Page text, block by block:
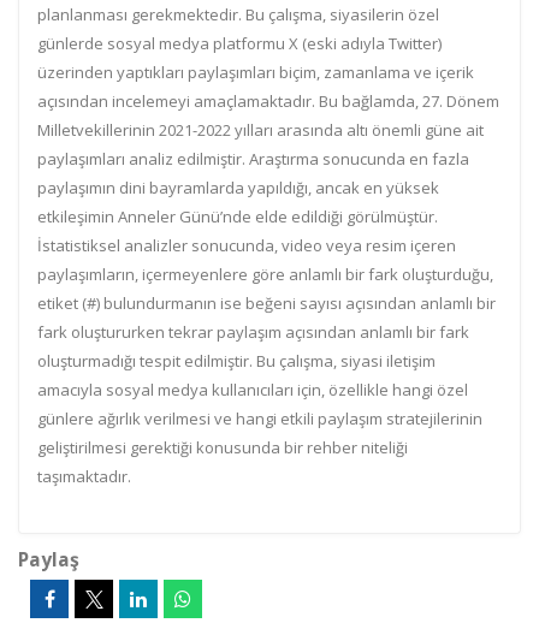
planlanması gerekmektedir. Bu çalışma, siyasilerin özel
günlerde sosyal medya platformu X (eski adıyla Twitter)
üzerinden yaptıkları paylaşımları biçim, zamanlama ve içerik
açısından incelemeyi amaçlamaktadır. Bu bağlamda, 27. Dönem
Milletvekillerinin 2021-2022 yılları arasında altı önemli güne ait
paylaşımları analiz edilmiştir. Araştırma sonucunda en fazla
paylaşımın dini bayramlarda yapıldığı, ancak en yüksek
etkileşimin Anneler Günü’nde elde edildiği görülmüştür.
İstatistiksel analizler sonucunda, video veya resim içeren
paylaşımların, içermeyenlere göre anlamlı bir fark oluşturduğu,
etiket (#) bulundurmanın ise beğeni sayısı açısından anlamlı bir
fark oluştururken tekrar paylaşım açısından anlamlı bir fark
oluşturmadığı tespit edilmiştir. Bu çalışma, siyasi iletişim
amacıyla sosyal medya kullanıcıları için, özellikle hangi özel
günlere ağırlık verilmesi ve hangi etkili paylaşım stratejilerinin
geliştirilmesi gerektiği konusunda bir rehber niteliği
taşımaktadır.
Paylaş